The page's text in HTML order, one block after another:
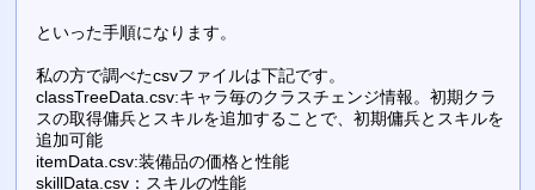
といった手順になります。
私の方で調べたcsvファイルは下記です。
classTreeData.csv:キャラ毎のクラスチェンジ情報。初期クラ
スの取得傭兵とスキルを追加することで、初期傭兵とスキルを
追加可能
itemData.csv:装備品の価格と性能
skillData.csv：スキルの性能